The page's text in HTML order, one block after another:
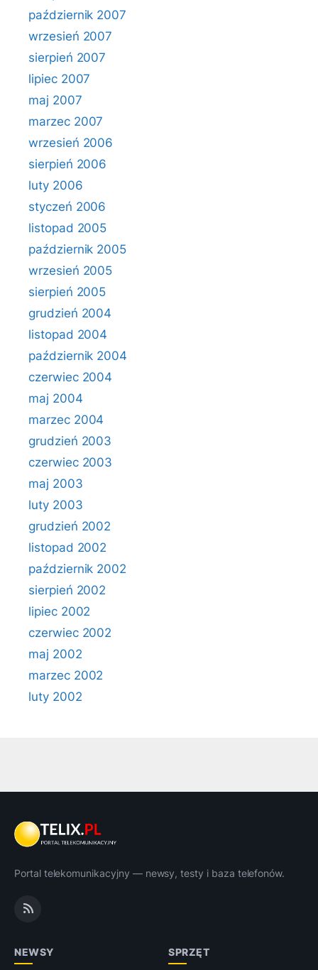
październik 2007
wrzesień 2007
sierpień 2007
lipiec 2007
maj 2007
marzec 2007
wrzesień 2006
sierpień 2006
luty 2006
styczeń 2006
listopad 2005
październik 2005
wrzesień 2005
sierpień 2005
grudzień 2004
listopad 2004
październik 2004
czerwiec 2004
maj 2004
marzec 2004
grudzień 2003
czerwiec 2003
maj 2003
luty 2003
grudzień 2002
listopad 2002
październik 2002
sierpień 2002
lipiec 2002
czerwiec 2002
maj 2002
marzec 2002
luty 2002
Portal telekomunikacyjny — newsy, testy i baza telefonów.
NEWSY SPRZĘT